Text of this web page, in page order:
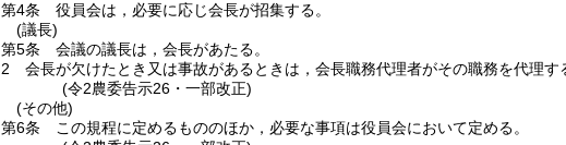
第4条
役員会は，必要に応じ会長が招集する。
(議長)
第5条
会議の議長は，会長があたる。
2
会長が欠けたとき又は事故があるときは，会長職務代理者がその職務を代理す
(令2農委告示26・一部改正)
(その他)
第6条
この規程に定めるもののほか，必要な事項は役員会において定める。